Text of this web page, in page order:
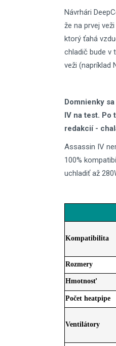
Návrhári
že na prvej
ktorý ťahá
chladič bude v
veži (napríklad
Domnienky
IV na test. Po
redakcií -
Assassin IV
100%
uchladiť až
Kompatibilita
Rozmery
Hmotnosť
Počet heatpipe
Ventilátory